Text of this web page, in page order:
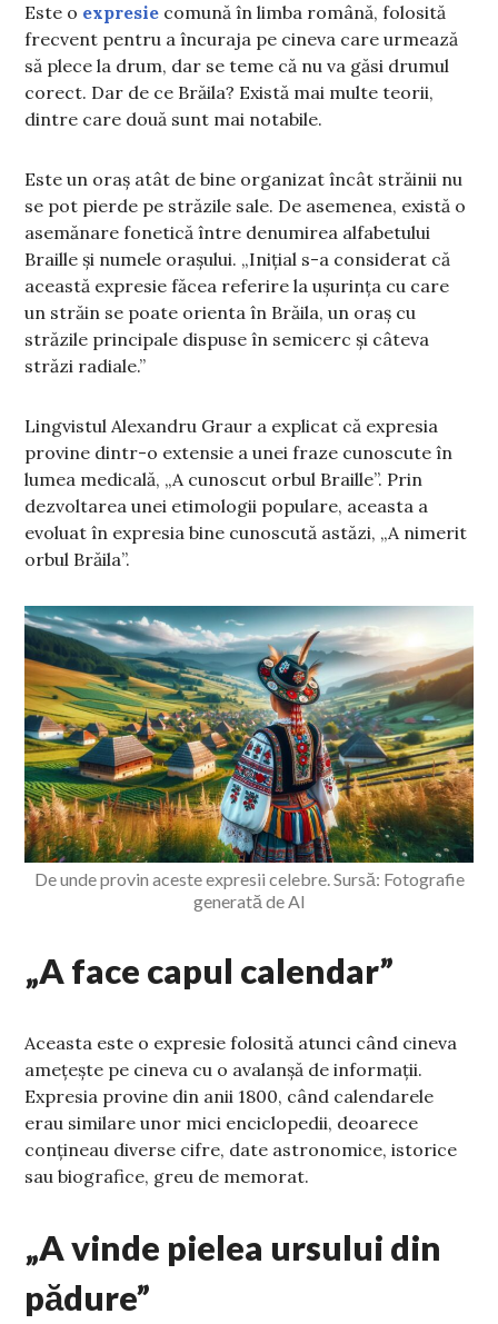
Este o expresie comună în limba română, folosită
frecvent pentru a încuraja pe cineva care urmează
să plece la drum, dar se teme că nu va găsi drumul
corect. Dar de ce Brăila? Există mai multe teorii,
dintre care două sunt mai notabile.
Este un oraș atât de bine organizat încât străinii nu
se pot pierde pe străzile sale. De asemenea, există o
asemănare fonetică între denumirea alfabetului
Braille și numele orașului. „Inițial s-a considerat că
această expresie făcea referire la ușurința cu care
un străin se poate orienta în Brăila, un oraș cu
străzile principale dispuse în semicerc și câteva
străzi radiale.”
Lingvistul Alexandru Graur a explicat că expresia
provine dintr-o extensie a unei fraze cunoscute în
lumea medicală, „A cunoscut orbul Braille”. Prin
dezvoltarea unei etimologii populare, aceasta a
evoluat în expresia bine cunoscută astăzi, „A nimerit
orbul Brăila”.
De unde provin aceste expresii celebre. Sursă: Fotografie
generată de AI
„A face capul calendar”
Aceasta este o expresie folosită atunci când cineva
amețește pe cineva cu o avalanșă de informații.
Expresia provine din anii 1800, când calendarele
erau similare unor mici enciclopedii, deoarece
conțineau diverse cifre, date astronomice, istorice
sau biografice, greu de memorat.
„A vinde pielea ursului din
pădure”